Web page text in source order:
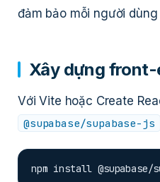
đảm bảo mỗi người
Xây dựng front-
Với Vite hoặc Create
@supabase/supabase-js
npm install @supabase/